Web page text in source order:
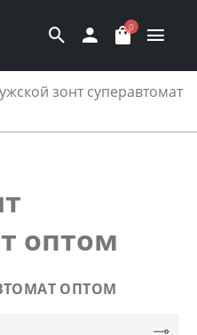
0
зонт суперавтомат
оптом
ОПТОМ